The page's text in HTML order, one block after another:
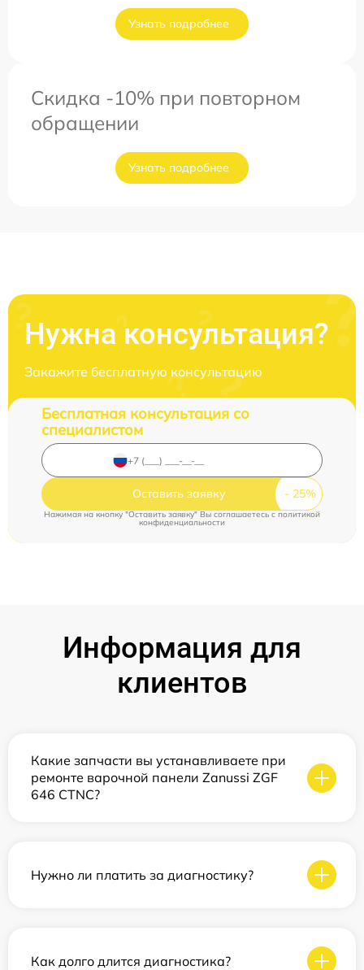
Узнать подробнее
Скидка -10% при повторном
обращении
Узнать подробнее
Нужна консультация?
Закажите бесплатную консультацию
Бесплатная консультация со
специалистом
Оставить заявку
Нажимая на кнопку "Оставить заявку" Вы соглашаетесь cполитикой
конфиденциальности
Информация для
клиентов
Какие запчасти вы устанавливаете при
ремонте варочной панели Zanussi ZGF
646 CTNC?
Нужно ли платить за диагностику?
Как долго длится диагностика?